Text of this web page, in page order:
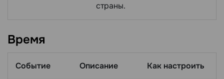
страны.
Время
Событие Описание Как настроить